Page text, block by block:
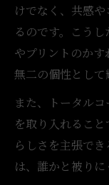
アニメ
古着ア
ストリート
楽しみ方
古着ア
術
ストリ
は
けでなく、共感
るのです。こう
やプリントのか
無二の個性として
また、トータル
を取り入れるこ
らしさを主張で
は、誰かと被りに